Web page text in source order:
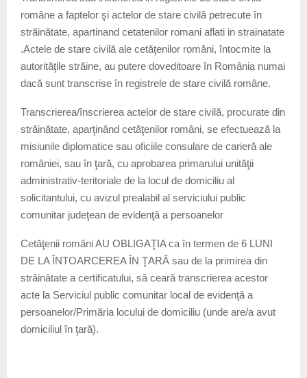
române a faptelor şi actelor de stare civilă petrecute în
străinătate, apartinand cetatenilor romani aflati in strainatate
.Actele de stare civilă ale cetăţenilor români, întocmite la
autorităţile străine, au putere doveditoare în România numai
dacă sunt transcrise în registrele de stare civilă române.
Transcrierea/înscrierea actelor de stare civilă, procurate din
străinătate, aparţinând cetăţenilor români, se efectuează la
misiunile diplomatice sau oficiile consulare de carieră ale
româniei, sau în ţară, cu aprobarea primarului unităţii
administrativ-teritoriale de la locul de domiciliu al
solicitantului, cu avizul prealabil al serviciului public
comunitar judeţean de evidenţă a persoanelor
Cetăţenii români AU OBLIGAŢIA ca în termen de 6 LUNI
DE LA ÎNTOARCEREA ÎN ŢARĂ sau de la primirea din
străinătate a certificatului, să ceară transcrierea acestor
acte la Serviciul public comunitar local de evidenţă a
persoanelor/Primăria locului de domiciliu (unde are/a avut
domiciliul în ţară).